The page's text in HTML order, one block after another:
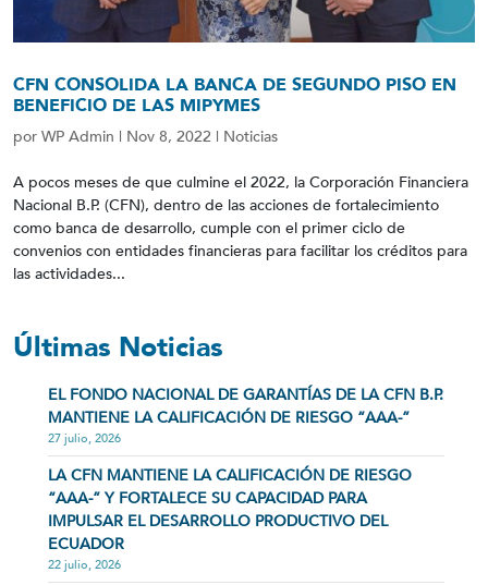
CFN CONSOLIDA LA BANCA DE SEGUNDO PISO EN
BENEFICIO DE LAS MIPYMES
por WP Admin | Nov 8, 2022 | Noticias
A pocos meses de que culmine el 2022, la Corporación Financiera
Nacional B.P. (CFN), dentro de las acciones de fortalecimiento
como banca de desarrollo, cumple con el primer ciclo de
convenios con entidades financieras para facilitar los créditos para
las actividades...
Últimas Noticias
EL FONDO NACIONAL DE GARANTÍAS DE LA CFN B.P.
MANTIENE LA CALIFICACIÓN DE RIESGO “AAA-”
27 julio, 2026
LA CFN MANTIENE LA CALIFICACIÓN DE RIESGO
“AAA-” Y FORTALECE SU CAPACIDAD PARA
IMPULSAR EL DESARROLLO PRODUCTIVO DEL
ECUADOR
22 julio, 2026